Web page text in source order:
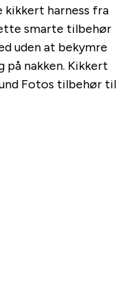
kikkert harness fra
smarte tilbehør
uden at bekymre
på nakken. Kikkert
Fotos tilbehør til